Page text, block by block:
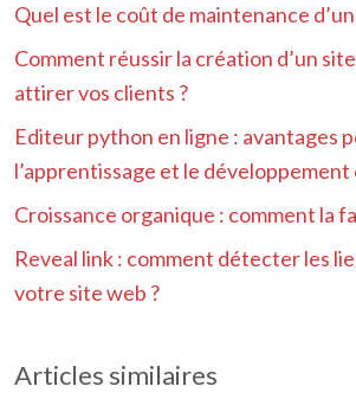
Quel est le coût de maintenance
Comment réussir la création d’un
attirer vos clients ?
Editeur python en ligne : avantages
l’apprentissage et le
Croissance organique : comment la
Reveal link : comment détecter les
votre site web ?
Articles similaires